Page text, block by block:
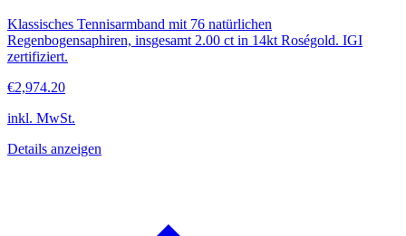
Klassisches Tennisarmband mit 76 natürlichen
Regenbogensaphiren, insgesamt 2.00 ct in 14kt Roségold. IGI
zertifiziert.
€2,974.20
inkl. MwSt.
Details anzeigen